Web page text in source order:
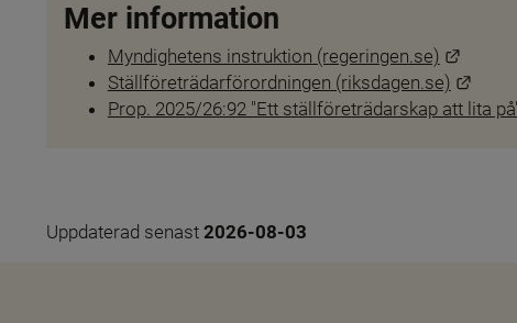
Mer information
Myndighetens instruktion (regeringen.se)
Länk
Ställföreträdarförordningen (riksdagen.se)
Länk
Prop. 2025/26:92 "Ett ställföreträdarskap att lita
Uppdaterad senast 2026-08-03